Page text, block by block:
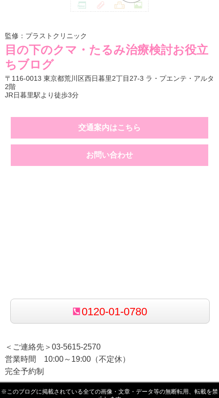
監修：プラストクリニック
目の下のクマ・たるみ治療検討お役立
ちブログ
〒116-0013 東京都荒川区西日暮里2丁目27-3 ラ・プエンテ・アルタ
2階
JR日暮里駅より徒歩3分
交通案内はこちら
お問い合わせ
0120-01-0780
＜ご連絡先＞03-5615-2570
営業時間 10:00～19:00（不定休）
完全予約制
※このブログに掲載されている全ての画像・文章・データ等の無断転用、転載を禁